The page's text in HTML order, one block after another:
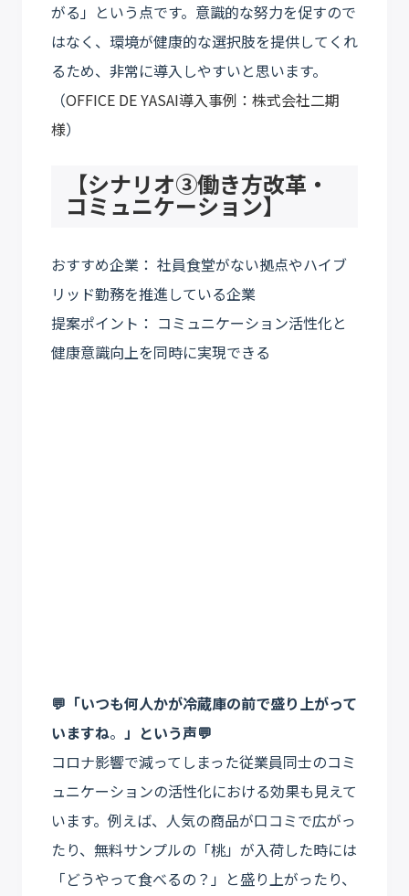
がる」という点です。意識的な努力を促すので
はなく、環境が健康的な選択肢を提供してくれ
るため、非常に導入しやすいと思います。
（OFFICE DE YASAI導入事例：株式会社二期
様）
【シナリオ③働き方改革・
コミュニケーション】
おすすめ企業： 社員食堂がない拠点やハイブ
リッド勤務を推進している企業
提案ポイント： コミュニケーション活性化と
健康意識向上を同時に実現できる
💬「いつも何人かが冷蔵庫の前で盛り上がって
いますね。 」という声💬
コロナ影響で減ってしまった従業員同士のコミ
ュニケーションの活性化における効果も見えて
います。例えば、人気の商品が口コミで広がっ
たり、無料サンプルの「桃」が入荷した時には
「どうやって食べるの？」と盛り上がったり、